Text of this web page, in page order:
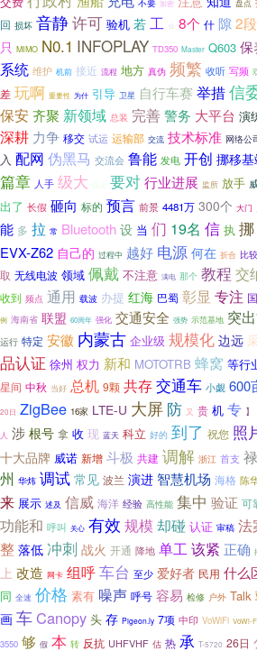
不要 加密 盘点
回 损坏 音静许可 验机 若 工 ☆ 8个 什 隙2段
只 MIMO N0.1 INFOPLAY TD350 Master Q603 保
系统 维护 机前 接近 流程 地方 真伪 频繁 收听 写频
差 玩啊 重要性 为什 引导 卫星 自行车赛 举措信
保安齐聚 新领域 总装 完善警务 大平台 演
深耕 力争 移交 试运 运输部 交流 技术标准 网络公
入 配网 伪黑马 交流会 鲁能 发电 开创 挪移
篇章 人手 级大 以上 要对行业进展 监所 放手
出了 长假 砸向 标的 预言 前景 4481万 300个 大门
能 多 拉 常 Bluetooth 设 当 们 19名 信 执 挪
EVX-Z62 自己的 过程中 越好 电源 何在 折合 比较
取 无线电波 领域 佩戴 不注意 满电 那个 教程 交
收到 频点 通用 载波 办提 红海 巴蜀 彰显 专注
例 海南省 联盟 60周年 强化 交通安全 强势 示范基地 突
运行 特定 安徽 内蒙古 企业级 规模化 边远
品认证 徐州 权力 新和 MOTOTRB 蜂窝 等行
星间 中秋 当好 总机 9颗 共存交通车 小觑 600
20日 ZigBee 16家 LTE-U 大屏 防 又 贵 机 专 】
人 涉 根号 拿 收 现 蓝天 科立 好的 到了 祝您 照
十大品牌 威诺 新增 斗极 共建 调解 浙江 首支
州 华炜 调试 常见 波兰 演进 智慧机场 海格 陈
来 展示 述及 信威 海洋 经验 高性能 集中 验证 可
功能和 呼叫 关心 有效 规模 却碰 认证 审稿 法
整 落低 冲刺 战火 开通 降地 单工该紧 正确
上 改造 网卡 组呼车台 至少 爱好者 民用 什么
同 全速 价格 素有 噪声 呼号 容易 检修 户外 Talk
画 车Canopy 头 存 Pigeon.ly 7项 中印 VoWiFi VoWi-
3550 够 假 本 转 反抗 UHFVHF 估 热 承 T-5720 26日